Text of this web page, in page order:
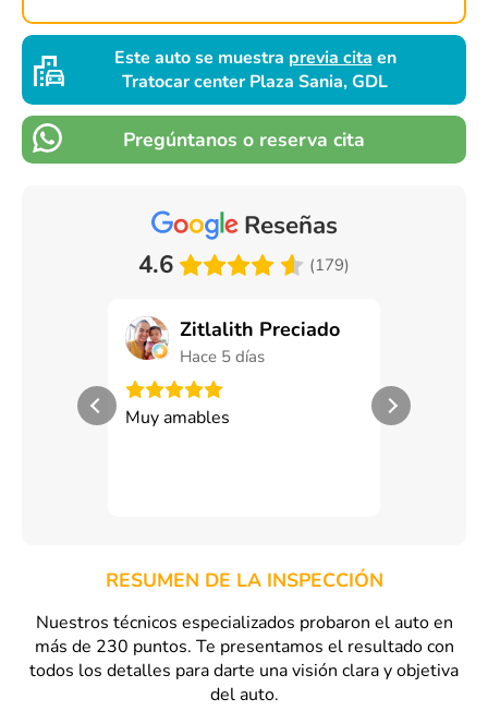
Este auto se muestra previa cita en
Tratocar center Plaza Sania, GDL
Pregúntanos o reserva cita
Reseñas
4.6
(179)
Zitlalith Preciado
Hace 5 días
Muy amables Exceoente
RESUMEN DE LA INSPECCIÓN
Nuestros técnicos especializados probaron el auto en
más de 230 puntos. Te presentamos el resultado con
todos los detalles para darte una visión clara y objetiva
del auto.